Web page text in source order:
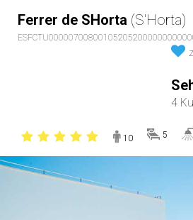
Ferrer de SHorta (S'Horta)
4
10 5